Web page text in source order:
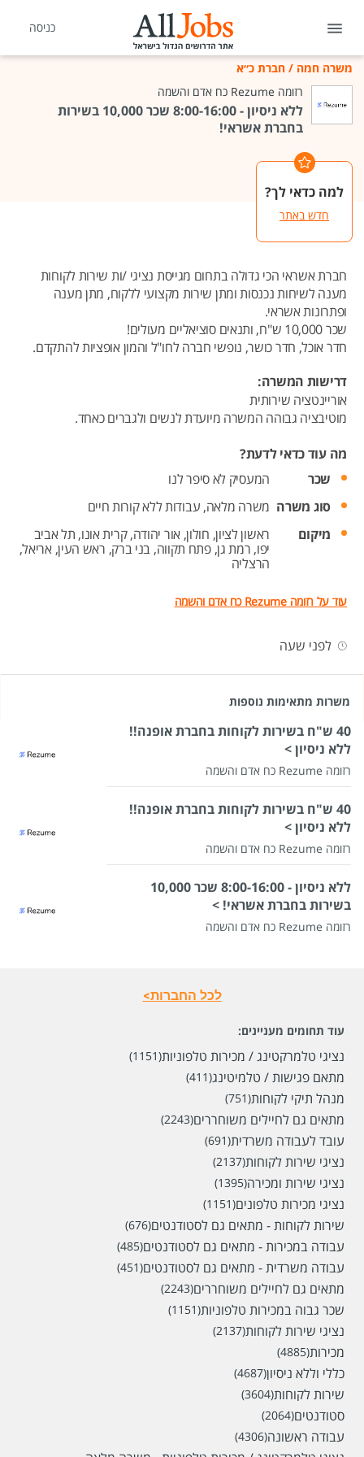
כניסה
משרה חמה / חברת כ״א
רזומה Rezume כח אדם והשמה
ללא ניסיון - 8:00-16:00 שכר 10,000 בשירות
בחברת אשראי!
למה כדאי לך?
חדש באתר
חברת אשראי הכי גדולה בתחום מגייסת נציגי /ות שירות לקוחות
מענה לשיחות נכנסות ומתן שירות מקצועי ללקוח, מתן מענה
ופתרונות אשראי.
שכר 10,000 ש"ח, ותנאים סוציאליים מעולים!
חדר אוכל, חדר כושר, נופשי חברה לחו"ל והמון אופציות להתקדם.
דרישות המשרה:
אוריינטציה שירותית
מוטיבציה גבוהה המשרה מיועדת לנשים ולגברים כאחד.
מה עוד כדאי לדעת?
שכר
המעסיק לא סיפר לנו
סוג משרה משרה מלאה, עבודות ללא קורות חיים
מיקום
ראשון לציון, חולון,אור יהודה,קרית אונו, תל אביב
יפו, רמת גן,פתח תקווה, בני ברק, ראש העין,אריאל,
הרצליה
עוד על רזומה Rezume כח אדם והשמה
לפני שעה
משרות מתאימות נוספות
40 ש"ח בשירות לקוחות בחברת אופנה!!
ללא ניסיון >
רזומה Rezume כח אדם והשמה
40 ש"ח בשירות לקוחות בחברת אופנה!!
ללא ניסיון >
רזומה Rezume כח אדם והשמה
ללא ניסיון - 8:00-16:00 שכר 10,000
בשירות בחברת אשראי! >
רזומה Rezume כח אדם והשמה
לכל החברות>
עוד תחומים מעניינים:
נציגי טלמרקטינג / מכירות טלפוניות(1151)
מתאם פגישות / טלמיטינג(411)
מנהל תיקי לקוחות(751)
מתאים גם לחיילים משוחררים(2243)
עובד לעבודה משרדית(691)
נציגי שירות לקוחות(2137)
נציגי שירות ומכירה(1395)
נציגי מכירות טלפונים(1151)
שירות לקוחות - מתאים גם לסטודנטים(676)
עבודה במכירות - מתאים גם לסטודנטים(485)
עבודה משרדית - מתאים גם לסטודנטים(451)
מתאים גם לחיילים משוחררים(2243)
שכר גבוה במכירות טלפוניות(1151)
נציגי שירות לקוחות(2137)
מכירות(4885)
כללי וללא ניסיון(4687)
שירות לקוחות(3604)
סטודנטים(2064)
עבודה ראשונה(4306)